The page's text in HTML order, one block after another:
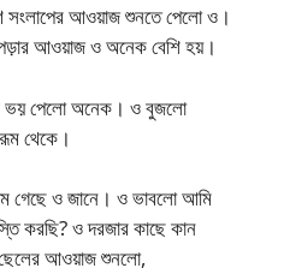
সংলাপের আওয়াজ শুনতে পেলো ও।
আওয়াজ ও অনেক বেশি হয়।
ভয় পেলো অনেক। ও বুজলো
থেকে।
গেছে ও জানে। ও ভাবলো আমি
করছি? ও দরজার কাছে কান
আওয়াজ শুনলো,